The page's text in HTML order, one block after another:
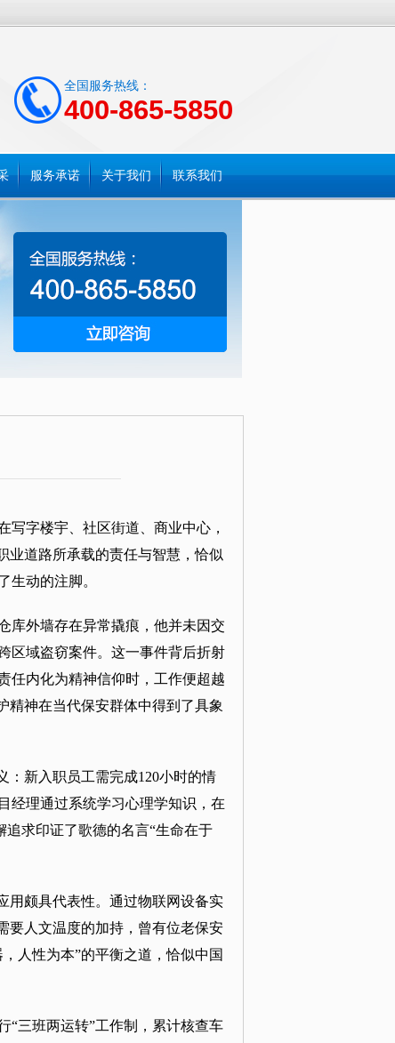
全国服务热线：
400-865-5850
服务承诺 关于我们 联系我们
字楼宇、社区街道、商业中心，
业道路所承载的责任与智慧，恰似
生动的注脚。
库外墙存在异常撬痕，他并未因交
区域盗窃案件。这一事件背后折射
任内化为精神信仰时，工作便超越
精神在当代保安群体中得到了具象
：新入职员工需完成120小时的情
经理通过系统学习心理学知识，在
追求印证了歌德的名言“生命在于
用颇具代表性。通过物联网设备实
要人文温度的加持，曾有位老保安
人性为本”的平衡之道，恰似中国
“三班两运转”工作制，累计核查车